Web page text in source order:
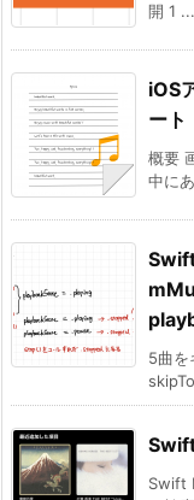
開 1 ...
iOS
ート
概要
中に
5曲を
Swift